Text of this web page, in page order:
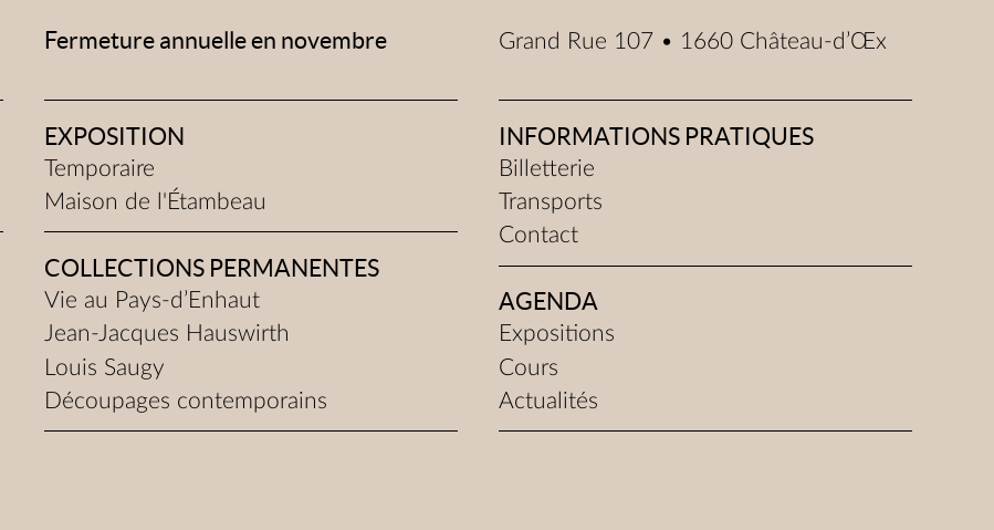
Fermeture annuelle en novembre Grand Rue 107 • 1660 Château-d’Œx
EXPOSITION
Temporaire
Maison de l'Étambeau
COLLECTIONS PERMANENTES
Vie au Pays-d’Enhaut
Jean-Jacques Hauswirth
Louis Saugy
Découpages contemporains
INFORMATIONS PRATIQUES
Billetterie
Transports
Contact
AGENDA
Expositions
Cours
Actualités